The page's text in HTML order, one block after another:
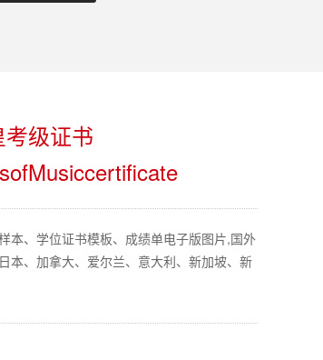
级证书
本、学位证书模板、成绩单电子版图片,国外
本、加拿大、爱尔兰、意大利、新加坡、新